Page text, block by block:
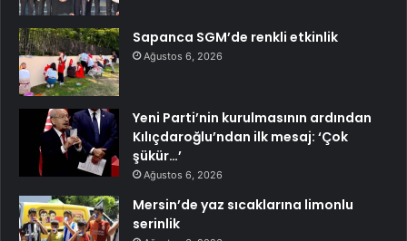
Sapanca SGM’de renkli etkinlik
Ağustos 6, 2026
Yeni Parti’nin kurulmasının ardından
Kılıçdaroğlu’ndan ilk mesaj: ‘Çok
şükür…’
Ağustos 6, 2026
Mersin’de yaz sıcaklarına limonlu
serinlik